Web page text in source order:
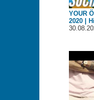
YOUR
2020 |